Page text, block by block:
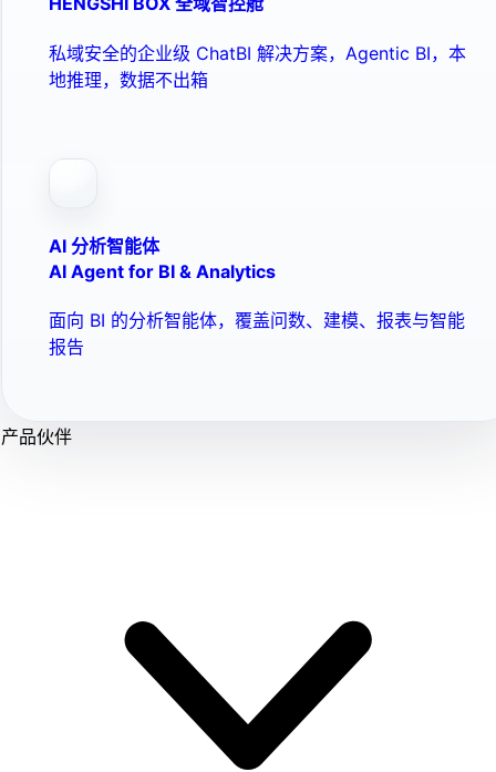
私域安全的企业级 ChatBI 解决方案，Agentic BI，本
地推理，数据不出箱
AI 分析智能体
AI Agent for BI & Analytics
面向 BI 的分析智能体，覆盖问数、建模、报表与智能
报告
产品伙伴